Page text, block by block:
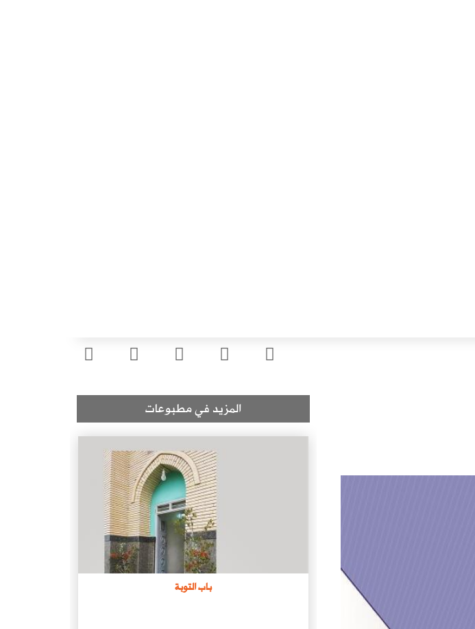
المزيد في مطبوعات
باب التوبة